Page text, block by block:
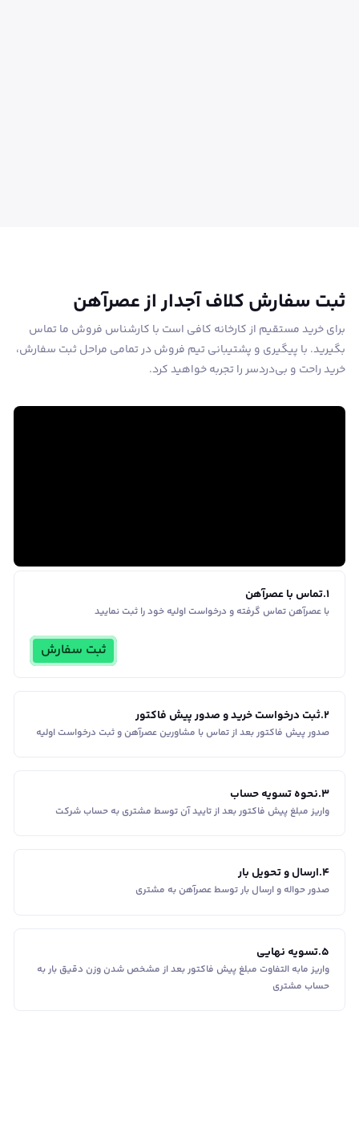
ثبت سفارش کلاف آجدار از عصرآهن
برای خرید مستقیم از کارخانه کافی است با کارشناس فروش ما تماس
بگیرید. با پیگیری و پشتیبانی تیم فروش در تمامی مراحل ثبت سفارش،
خرید راحت و بی‌دردسر را تجربه خواهید کرد.
1
.تماس با عصرآهن
با عصرآهن تماس گرفته و درخواست اولیه خود را ثبت نمایید
ثبت سفارش
2
.ثبت درخواست خرید و صدور پیش فاکتور
صدور پیش فاکتور بعد از تماس با مشاورین عصر‌آهن و ثبت درخواست اولیه
3
.نحوه تسویه حساب
واریز مبلغ پیش فاکتور بعد از تایید آن توسط مشتری به حساب شرکت
4
.ارسال و تحویل بار
صدور حواله و ارسال بار توسط عصرآهن به مشتری
5
.تسویه نهایی
واریز مابه التفاوت مبلغ پیش فاکتور بعد از مشخص شدن وزن دقیق بار به
حساب مشتری